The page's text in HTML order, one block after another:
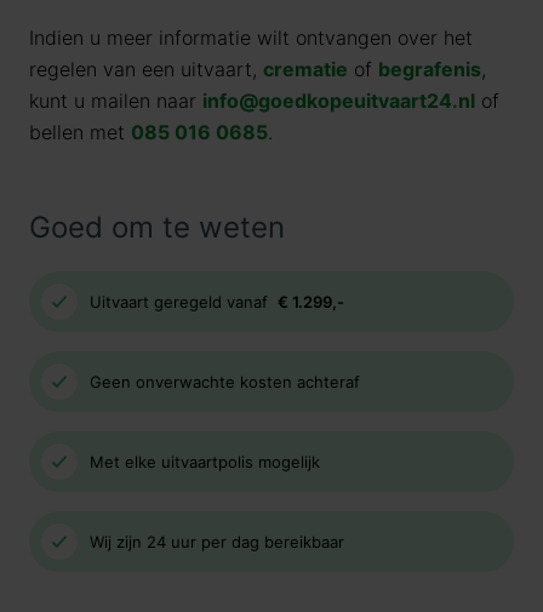
Indien u meer informatie wilt ontvangen over het
regelen van een uitvaart, crematie of begrafenis,
kunt u mailen naar info@goedkopeuitvaart24.nl of
bellen met 085 016 0685.
Goed om te weten
Uitvaart geregeld vanaf € 1.299,-
Geen onverwachte kosten achteraf
Met elke uitvaartpolis mogelijk
Wij zijn 24 uur per dag bereikbaar